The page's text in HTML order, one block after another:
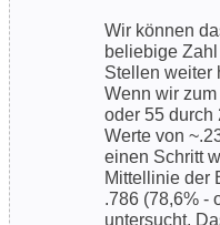
Wir können
beliebige
Stellen weiter
Wenn wir
oder 55 durch
Werte von
einen Schritt
Mittellinie der
.786 (78,6% -
untersucht.